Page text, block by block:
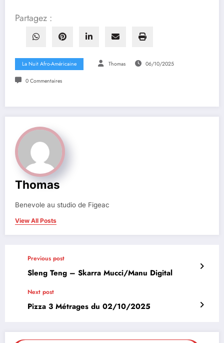
Partagez :
La Nuit Afro-Américaine Thomas 06/10/2025
0 Commentaires
Thomas
Benevole au studio de Figeac
View All Posts
Previous post
Sleng Teng – Skarra Mucci/Manu Digital
Next post
Pizza 3 Métrages du 02/10/2025